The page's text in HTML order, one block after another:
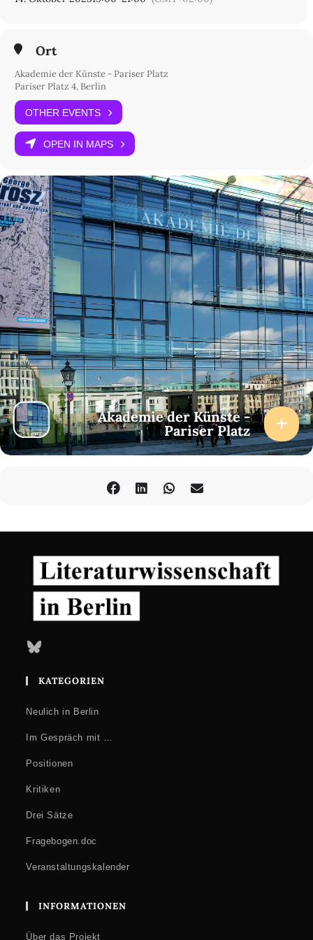
Ort
Akademie der Künste - Pariser Platz
Pariser Platz 4, Berlin
OTHER EVENTS
OPEN IN MAPS
Akademie der Künste -
Pariser Platz
Bluesky
KATEGORIEN
Neulich in Berlin
Im Gespräch mit …
Positionen
Kritiken
Drei Sätze
Fragebogen.doc
Veranstaltungskalender
INFORMATIONEN
Über das Projekt